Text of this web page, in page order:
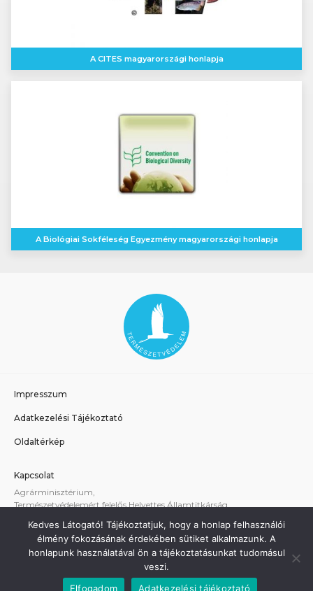
A CITES magyarországi honlapja
A Biológiai Sokféleség Egyezmény magyarországi honlapja
Impresszum
Adatkezelési Tájékoztató
Oldaltérkép
Kapcsolat
Agrárminisztérium,
Természetvédelemért felelős Helyettes Államtitkárság
A weboldallal kapcsolatos technikai támogatás:
termeszetvedelem@am.gov.hu
Kedves Látogató! Tájékoztatjuk, hogy a honlap felhasználói
élmény fokozásának érdekében sütiket alkalmazunk. A
honlapunk használatával ön a tájékoztatásunkat tudomásul
veszi.
Elfogadom
Adatkezelési tájékoztató